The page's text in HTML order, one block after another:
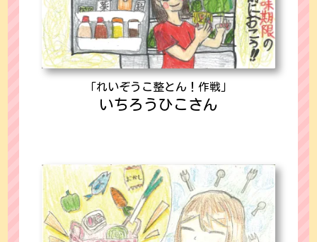
「れいぞうこ整とん！作戦」
いちろうひこさん